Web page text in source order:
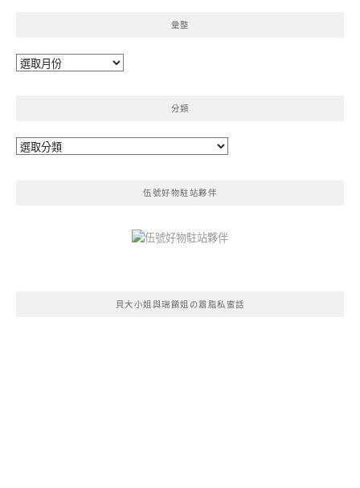
彙整
彙
分類
分
伍號好物駐站夥伴
貝大小姐與瑞餚姐の囂脂私蜜話